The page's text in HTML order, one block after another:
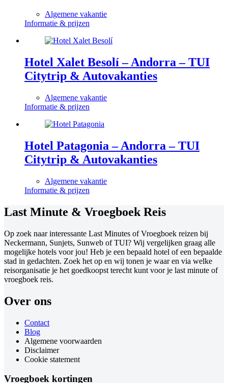
Algemene vakantie
Informatie & prijzen
Hotel Xalet Besolí – Andorra – TUI
Citytrip & Autovakanties
Algemene vakantie
Informatie & prijzen
Hotel Patagonia – Andorra – TUI
Citytrip & Autovakanties
Algemene vakantie
Informatie & prijzen
Last Minute & Vroegboek Reis
Op zoek naar interessante Last Minutes of Vroegboek reizen bij
Neckermann, Sunjets, Sunweb of TUI? Wij vergelijken graag alle
mogelijke hotels voor jou! Heb je een bepaald hotel of een bepaalde
stad in gedachten. Zoek het op en wij tonen je waar en via welke
reisorganisatie je het goedkoopst terecht kunt voor je last minute of
vroegboek reis.
Over ons
Contact
Blog
Algemene voorwaarden
Disclaimer
Cookie statement
Vroegboek kortingen